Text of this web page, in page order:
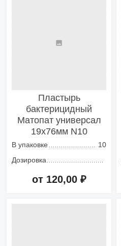
Пластырь
бактерицидный
Матопат универсал
19х76мм N10
В упаковке
10
Дозировка
от 120,00 ₽